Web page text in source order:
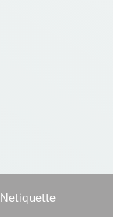
Netiquette